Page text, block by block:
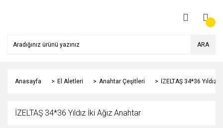
ARA
Anasayfa El Aletleri Anahtar Çeşitleri İZELTAŞ 34*36 Yıldız
İZELTAŞ 34*36 Yıldız İki Ağız Anahtar